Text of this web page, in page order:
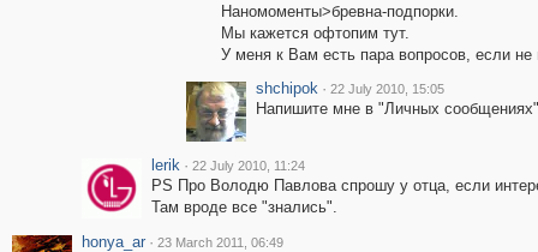
Наномоменты>бревна-подпорки.
Мы кажется офтопим тут.
У меня к Вам есть пара вопросов, если не
shchipok · 22 July 2010, 15:05
Напишите мне в "Личных
lerik · 22 July 2010, 11:24
PS Про Володю Павлова спрошу у отца, если
Там вроде все "знались".
honya_ar · 23 March 2011, 06:49